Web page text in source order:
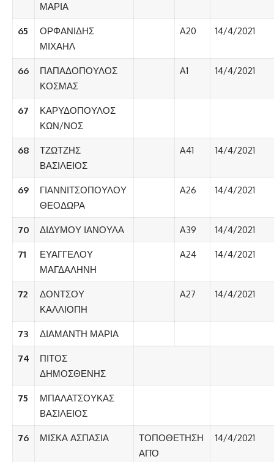
ΜΑΡΙΑ
65
ΟΡΦΑΝΙΔΗΣ
ΜΙΧΑΗΛ
A20 14/4/2021
66
ΠΑΠΑΔΟΠΟΥΛΟΣ
ΚΟΣΜΑΣ
A1 14/4/2021
67
ΚΑΡΥΔΟΠΟΥΛΟΣ
ΚΩΝ/ΝΟΣ
68
ΤΖΩΤΖΗΣ
ΒΑΣΙΛΕΙΟΣ
A41 14/4/2021
69
ΓΙΑΝΝΙΤΣΟΠΟΥΛΟΥ
ΘΕΟΔΩΡΑ
A26 14/4/2021
70 ΔΙΔΥΜΟΥ ΙΑΝΟΥΛΑ A39 14/4/2021
71
ΕΥΑΓΓΕΛΟΥ
ΜΑΓΔΑΛΗΝΗ
A24 14/4/2021
72
ΔΟΝΤΣΟΥ
ΚΑΛΛΙΟΠΗ
A27 14/4/2021
73 ΔΙΑΜΑΝΤΗ ΜΑΡΙΑ
74
ΠΙΤΟΣ
ΔΗΜΟΣΘΕΝΗΣ
75
ΜΠΑΛΑΤΣΟΥΚΑΣ
ΒΑΣΙΛΕΙΟΣ
76 ΜΙΣΚΑ ΑΣΠΑΣΙΑ
ΤΟΠΟΘΕΤΗΣΗ
ΑΠΌ
14/4/2021